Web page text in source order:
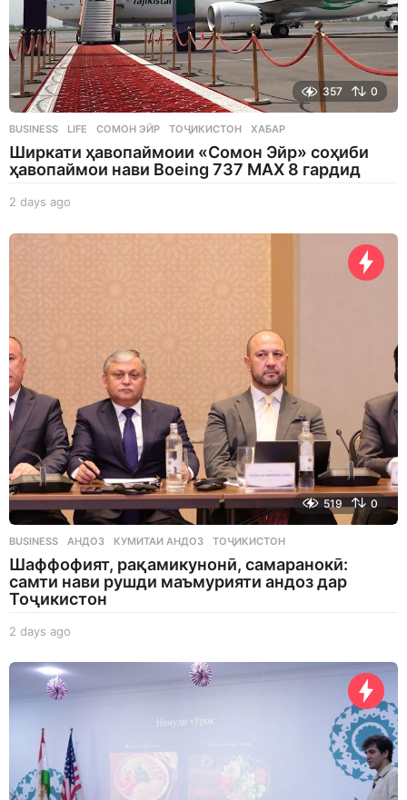
357 0
BUSINESS ,LIFE СОМОН ЭЙР ,ТОҶИКИСТОН ,ХАБАР
Ширкати ҳавопаймоии «Сомон Эйр» соҳиби
ҳавопаймои нави Boeing 737 MAX 8 гардид
2 days ago
a
519 0
BUSINESS АНДОЗ ,КУМИТАИ АНДОЗ ,ТОҶИКИСТОН
Шаффофият, рақамикунонӣ, самаранокӣ:
самти нави рушди маъмурияти андоз дар
Тоҷикистон
2 days ago
a
g
o